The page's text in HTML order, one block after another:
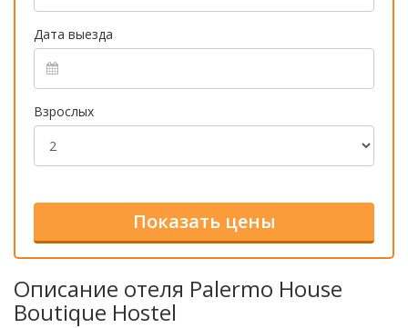
Дата выезда
Взрослых
Описание отеля Palermo House
Boutique Hostel